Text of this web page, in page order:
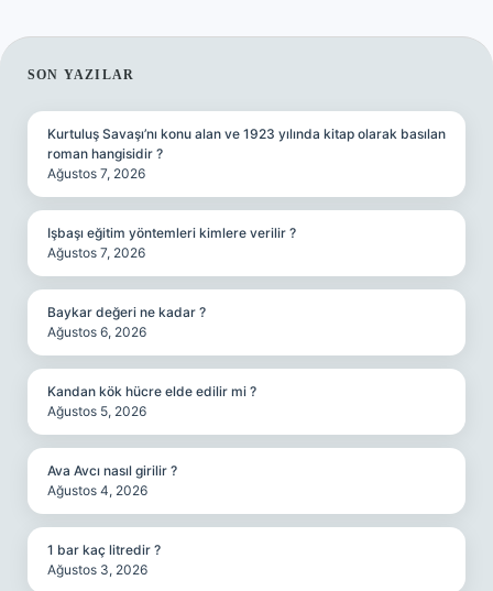
SIDEBAR
SON YAZILAR
Kurtuluş Savaşı’nı konu alan ve 1923 yılında kitap olarak basılan
roman hangisidir ?
Ağustos 7, 2026
Işbaşı eğitim yöntemleri kimlere verilir ?
Ağustos 7, 2026
Baykar değeri ne kadar ?
Ağustos 6, 2026
Kandan kök hücre elde edilir mi ?
Ağustos 5, 2026
Ava Avcı nasıl girilir ?
Ağustos 4, 2026
1 bar kaç litredir ?
Ağustos 3, 2026